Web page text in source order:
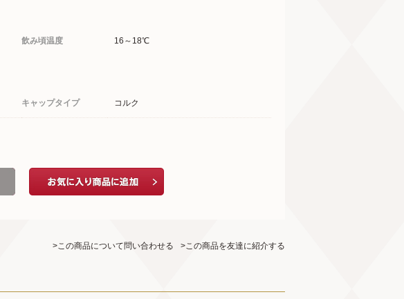
飲み頃温度 16～18℃
キャップタイプ コルク
>この商品について問い合わせる >この商品を友達に紹介する